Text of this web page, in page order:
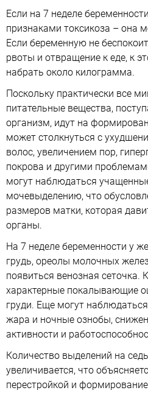
Если на 7 неделе
признаками токсикоза – она
Если беременную не
рвоты и отвращение к еде, к
набрать около килограмма.
Поскольку практически все
питательные вещества,
организм, идут на
может столкнуться с
волос, увеличением пор,
покрова и другими
могут наблюдаться
мочевыделению, что
размеров матки, которая
органы.
На 7 неделе беременности у
грудь, ореолы молочных
появиться венозная сеточка.
характерные покалывающие
груди. Еще могут
жара и ночные ознобы,
активности и
Количество выделений на
увеличивается, что
перестройкой и